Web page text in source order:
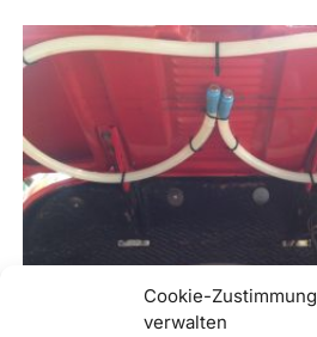
Cookie-Zustimmung
verwalten